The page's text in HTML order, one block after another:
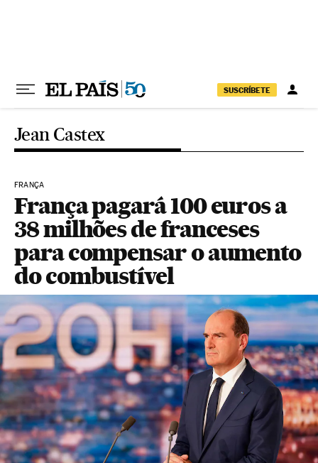
SUSCRÍBETE
Jean Castex
FRANÇA
França pagará 100 euros a
38 milhões de franceses
para compensar o aumento
do combustível